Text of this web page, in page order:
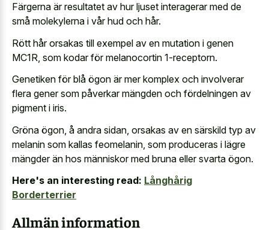
Färgerna är resultatet av hur ljuset interagerar med de
små molekylerna i vår hud och hår.
Rött hår orsakas till exempel av en mutation i genen
MC1R, som kodar för melanocortin 1-receptorn.
Genetiken för blå ögon är mer komplex och involverar
flera gener som påverkar mängden och fördelningen av
pigment i iris.
Gröna ögon, å andra sidan, orsakas av en särskild typ av
melanin som kallas feomelanin, som produceras i lägre
mängder än hos människor med bruna eller svarta ögon.
Here's an interesting read: Långhårig
Borderterrier
Allmän information